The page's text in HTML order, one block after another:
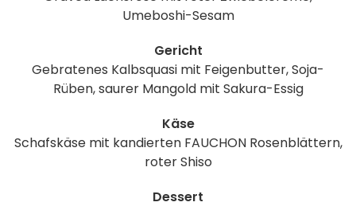
Umeboshi-Sesam
Gericht
Gebratenes Kalbsquasi mit Feigenbutter, Soja-
Rüben, saurer Mangold mit Sakura-Essig
Käse
Schafskäse mit kandierten FAUCHON Rosenblättern,
roter Shiso
Dessert